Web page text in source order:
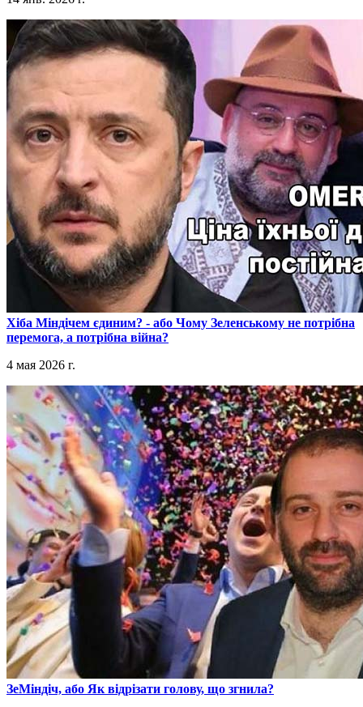
​Хіба Міндічем єдиним? - або Чому Зеленському не потрібна
перемога, а потрібна війна?
4 мая 2026 г.
​ЗеМіндіч, або Як відрізати голову, що згнила?